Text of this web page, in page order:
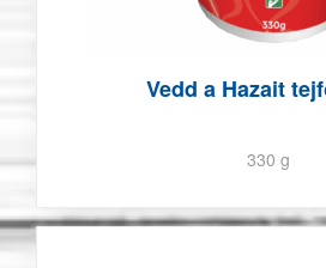
Vedd a Hazait
330 g